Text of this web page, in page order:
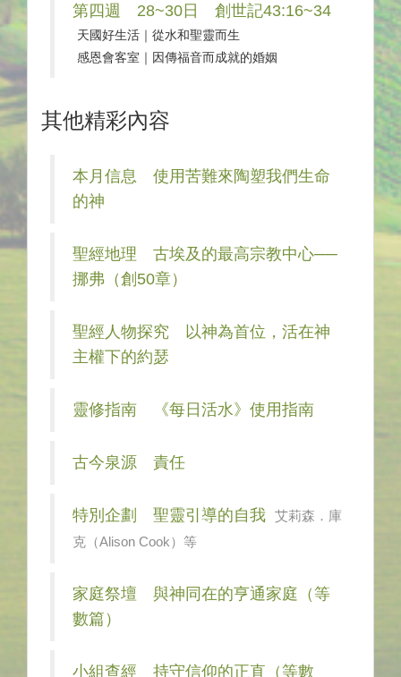
第四週 28~30日 創世記43:16~34
天國好生活｜從水和聖靈而生
感恩會客室｜因傳福音而成就的婚姻
其他精彩內容
本月信息 使用苦難來陶塑我們生命
的神
聖經地理 古埃及的最高宗教中心──
挪弗（創50章）
聖經人物探究 以神為首位，活在神
主權下的約瑟
靈修指南 《每日活水》使用指南
古今泉源 責任
特別企劃 聖靈引導的自我 艾莉森．庫
克（Alison Cook）等
家庭祭壇 與神同在的亨通家庭（等
數篇）
小組查經 持守信仰的正直（等數